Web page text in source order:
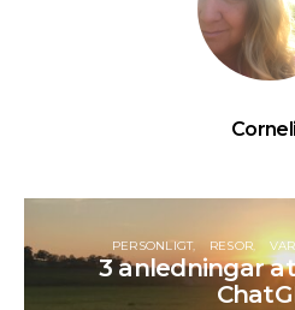
PERSONLIGT RESOR
3 anledningar